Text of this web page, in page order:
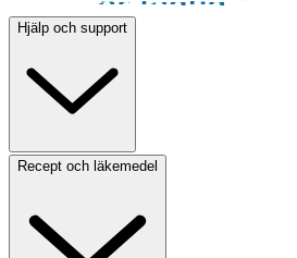
Hjälp och support
Recept och läkemedel